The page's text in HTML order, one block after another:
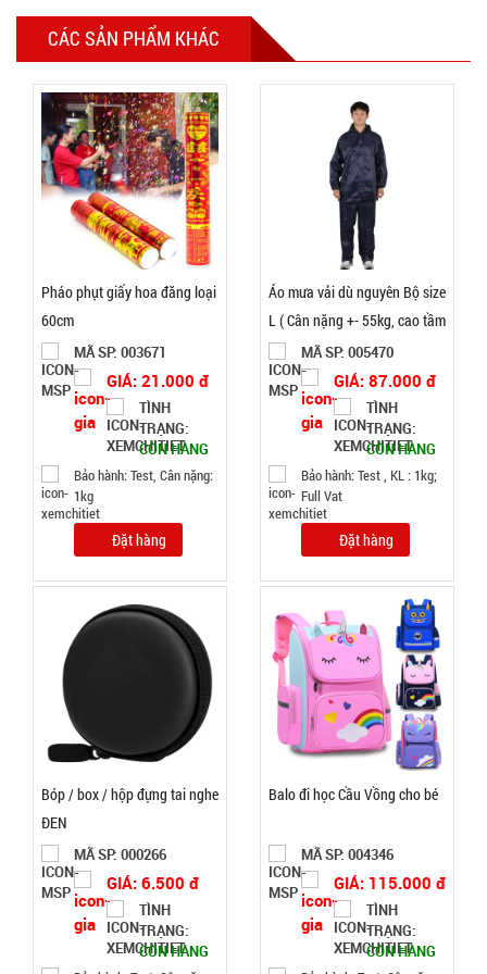
thoại
Folding F8
TRẠNG:
CÒN HÀNG
Bảo
hàng
Chiếu tấm
bạc Ngủ du
lịch văn
phòng (
T50, full vat
MÃ
SP:
002369
GIÁ:
TRẠNG:
CÒN HÀNG
Bảo
CÁC SẢN PHẨM KHÁC
Pháo phụt giấy hoa đăng loại
60cm
MÃ SP: 003671
GIÁ: 21.000 đ
TÌNH
TRẠNG:
CÒN HÀNG
Bảo hành: Test, Cân nặng:
1kg
Đặt hàng
Áo mưa vải dù nguyên Bộ size
L ( Cân nặng +- 55kg, cao tầm
1m55 )MÃ SP: 005470
GIÁ: 87.000 đ
TÌNH
TRẠNG:
CÒN HÀNG
Bảo hành: Test , KL : 1kg;
Full Vat
Đặt hàng
Bóp / box / hộp đựng tai nghe
ĐEN
MÃ SP: 000266
GIÁ: 6.500 đ
TÌNH
TRẠNG:
CÒN HÀNG
Balo đi học Cầu Vồng cho bé
MÃ SP: 004346
GIÁ: 115.000 đ
TÌNH
TRẠNG:
CÒN HÀNG